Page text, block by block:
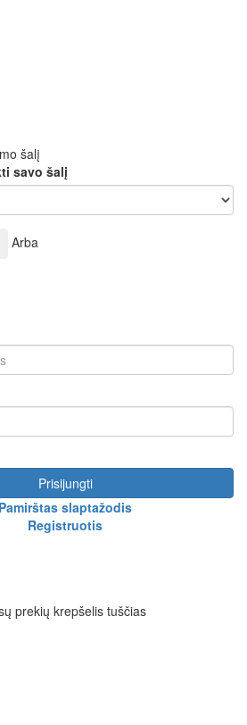
šalį
savo šalį
Arba
Prisijungti
Pamirštas slaptažodis
Registruotis
prekių krepšelis tuščias